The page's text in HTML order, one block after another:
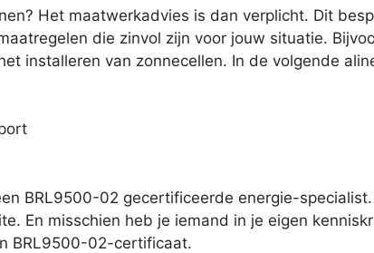
Het maatwerkadvies is dan verplicht. Dit
die zinvol zijn voor jouw situatie.
installeren van zonnecellen. In de volgende
BRL9500-02 gecertificeerde energie-
En misschien heb je iemand in je eigen
BRL9500-02-certificaat.